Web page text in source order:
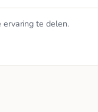
ervaring te delen.